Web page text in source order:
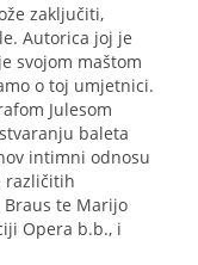
zaključiti,
Autorica joj je
svojom maštom
o toj umjetnici.
Julesom
baleta
intimni odnosu
različitih
te Marijo
Opera b.b., i